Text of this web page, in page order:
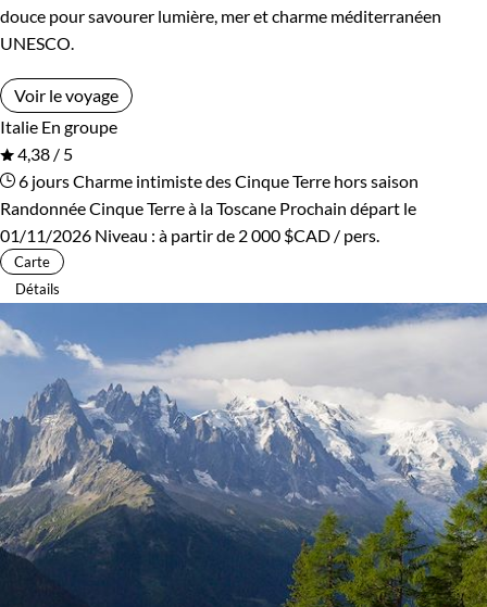
douce pour savourer lumière, mer et charme méditerranéen
UNESCO.
Voir le voyage
Italie En groupe
4,38 / 5
6 joursCharme intimiste des Cinque Terre hors saison
Randonnée Cinque Terre à la Toscane Prochain départ le
01/11/2026 Niveau : à partir de 2 000 $CAD / pers.
Carte
Détails